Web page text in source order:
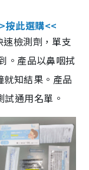
按此選購<<
檢測劑，單支
。產品以鼻咽拭
知結果。產品
通用名單。